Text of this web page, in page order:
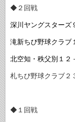
◆２回戦
深川ヤングスターズ
滝新ちび野球クラブ
北空知・秩父別１２
札ちび野球クラブ２
◆１回戦